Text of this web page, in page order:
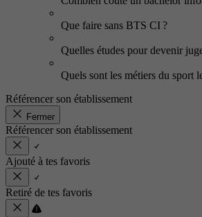
Que faire sans BTS CI ?
Quelles études pour devenir
Quels sont les métiers du sport
Référencer son établissement
Fermer
Référencer son établissement
Ajouté à tes favoris
Retiré de tes favoris